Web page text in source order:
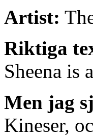
Artist:
Riktiga
Sheena is
Men jag
Kineser,